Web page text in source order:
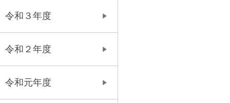
令和３年度
令和２年度
令和元年度